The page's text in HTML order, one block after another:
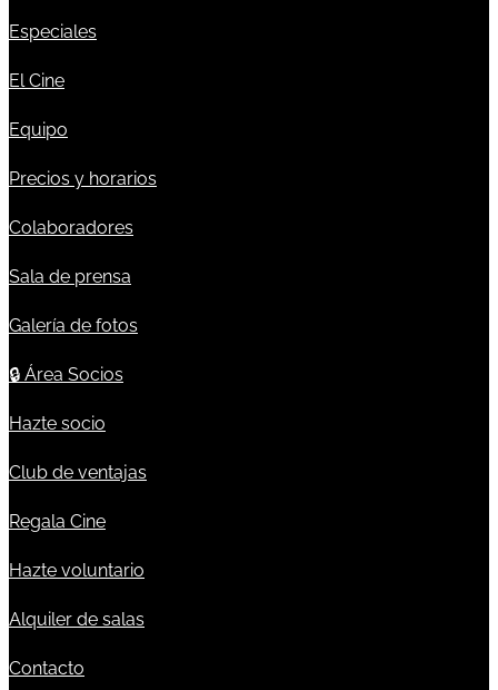
Especiales
El Cine
Equipo
Precios y horarios
Colaboradores
Sala de prensa
Galería de fotos
🔒 Área Socios
Hazte socio
Club de ventajas
Regala Cine
Hazte voluntario
Alquiler de salas
Contacto